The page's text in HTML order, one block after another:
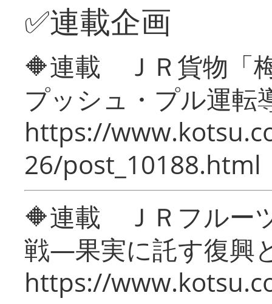
✅連載企画
🔶連載 ＪＲ貨物「
プッシュ・プル運転
https://
26/post_10188.html
🔶連載 ＪＲフルー
戦―果実に託す復興
https://